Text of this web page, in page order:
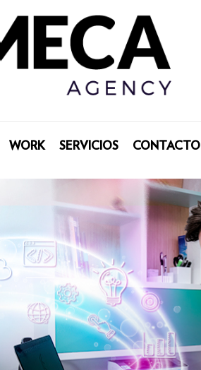
WORK SERVICIOS CONTACTO